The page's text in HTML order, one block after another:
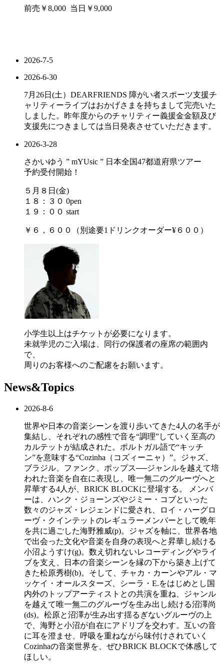
前売￥8,000 当日￥9,000
2026-7-5
2026-6-30
7月26日(土）DEARFRIENDS 障がい者スポーツ支援チ
ャリティーライブはおかげさまを持ちまして完売いた
しました。昨年度からのチャリティー義援金金額及び
支援先につきましては当日発表させていただきます。
2026-3-28
さかいゆう ” mYUsic ” 日本全国47都道府県ツアー
予約受付開始！
５月８日(金)
１８：３０ 0pen
１９：００ start
￥６，６００（別途要1ドリンクオーダー¥６００）
小学生以上はチケットが必要になります。
未就学児のご入場は、同行の保護者の座席の範囲内
で、
周りのお客様へのご配慮をお願います。
News&Topics
2026-8-6
世界や日本の音楽シーンを渡り歩いてきた4人の名手が
集結し、それぞれの感性で音を“調理”していく至高の
カルテットが結成された。ポルトガル語で“キッチ
ン”を意味する“Cozinha（コズィーニャ）”。ジャズ、
ブラジル、ファンク、ポップス──ジャンルを越えて培
われた音楽を自在に表現し、唯一無二のグルーヴへと
昇華する4人が、BRICK BLOCKに登場する。 メンバ
ーは、ハンク・ジョーンズやジミー・コブといった
数々のジャズ・レジェンドに愛され、ロイ・ハーグロ
ーヴ・クインテットのレギュラーメンバーとして晩年
を共に過ごした海野雅威(p)。ジャズを軸に、世界各地
で出会った文化や音楽を自身の表現へと昇華し続ける
小沼ようすけ(g)。数え切れないレコーディングやライ
ブを支え、日本の音楽シーンを縁の下から築き上げて
きた松原秀樹(b)。そして、チャカ・カーンやアル・マ
ッケイ・オールスターズ、シーラ・E.をはじめとし国
内外のトップアーティストとの共演を重ね、ジャンル
を越えて唯一無二のグルーヴを生み出し続ける沼澤尚
(ds)。松原と沼澤が生み出す揺るぎないグルーヴの上
で、海野と小沼が自在にアドリブを交わす。互いの音
に耳を澄ませ、呼吸を重ねながら味付けされていく
Cozinhaの音楽世界を、ぜひBRICK BLOCKで体感して
ほしい。